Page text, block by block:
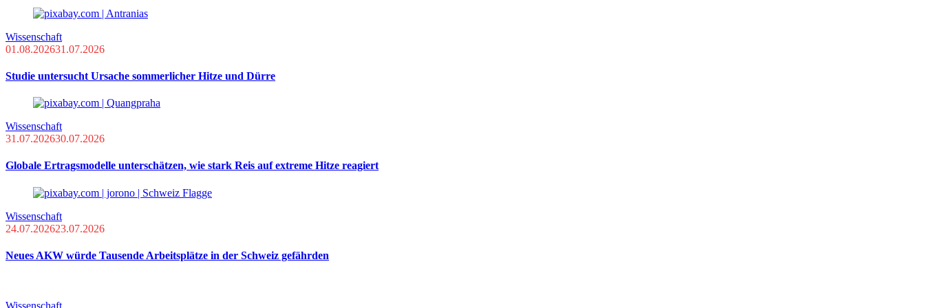
Wissenschaft
01.08.202631.07.2026
Studie untersucht Ursache sommerlicher Hitze und Dürre
Wissenschaft
31.07.202630.07.2026
Globale Ertragsmodelle unterschätzen, wie stark Reis auf extreme Hitze reagiert
Wissenschaft
24.07.202623.07.2026
Neues AKW würde Tausende Arbeitsplätze in der Schweiz gefährden